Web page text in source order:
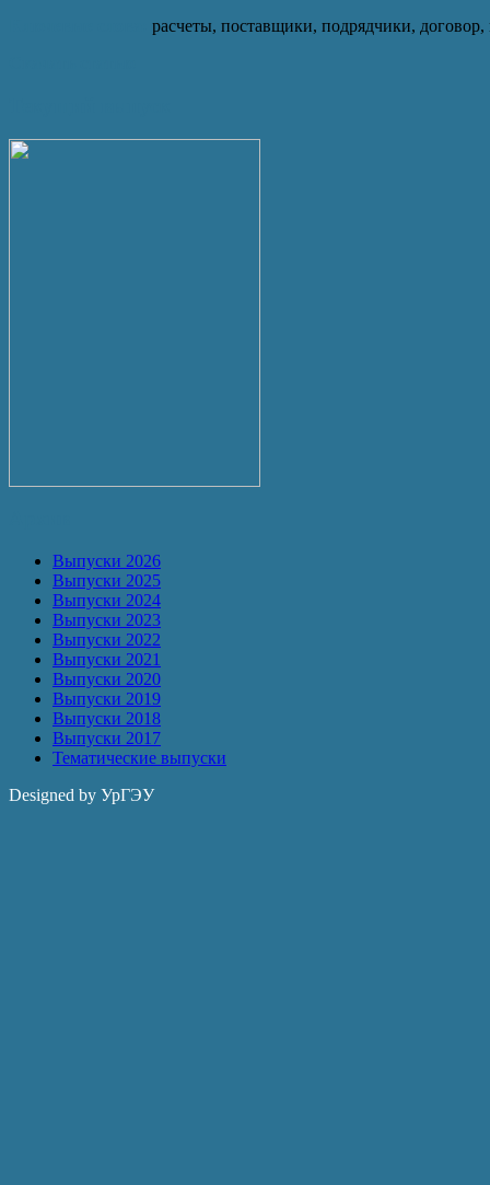
расчеты, поставщики, подрядчики, договор,
Выпуски 2026
Выпуски 2025
Выпуски 2024
Выпуски 2023
Выпуски 2022
Выпуски 2021
Выпуски 2020
Выпуски 2019
Выпуски 2018
Выпуски 2017
Тематические выпуски
Designed by УрГЭУ